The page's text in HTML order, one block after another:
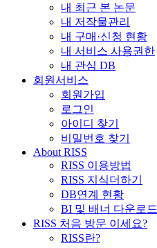
내 최근 본 논문
내 저작물관리
내 구매·신청 현황
내 서비스 사용권한
내 관심 DB
회원서비스
회원가입
로그인
아이디 찾기
비밀번호 찾기
About RISS
RISS 이용방법
RISS 지식더하기
DB연계 현황
BI 및 배너 다운로드
RISS 처음 방문 이세요?
RISS란?